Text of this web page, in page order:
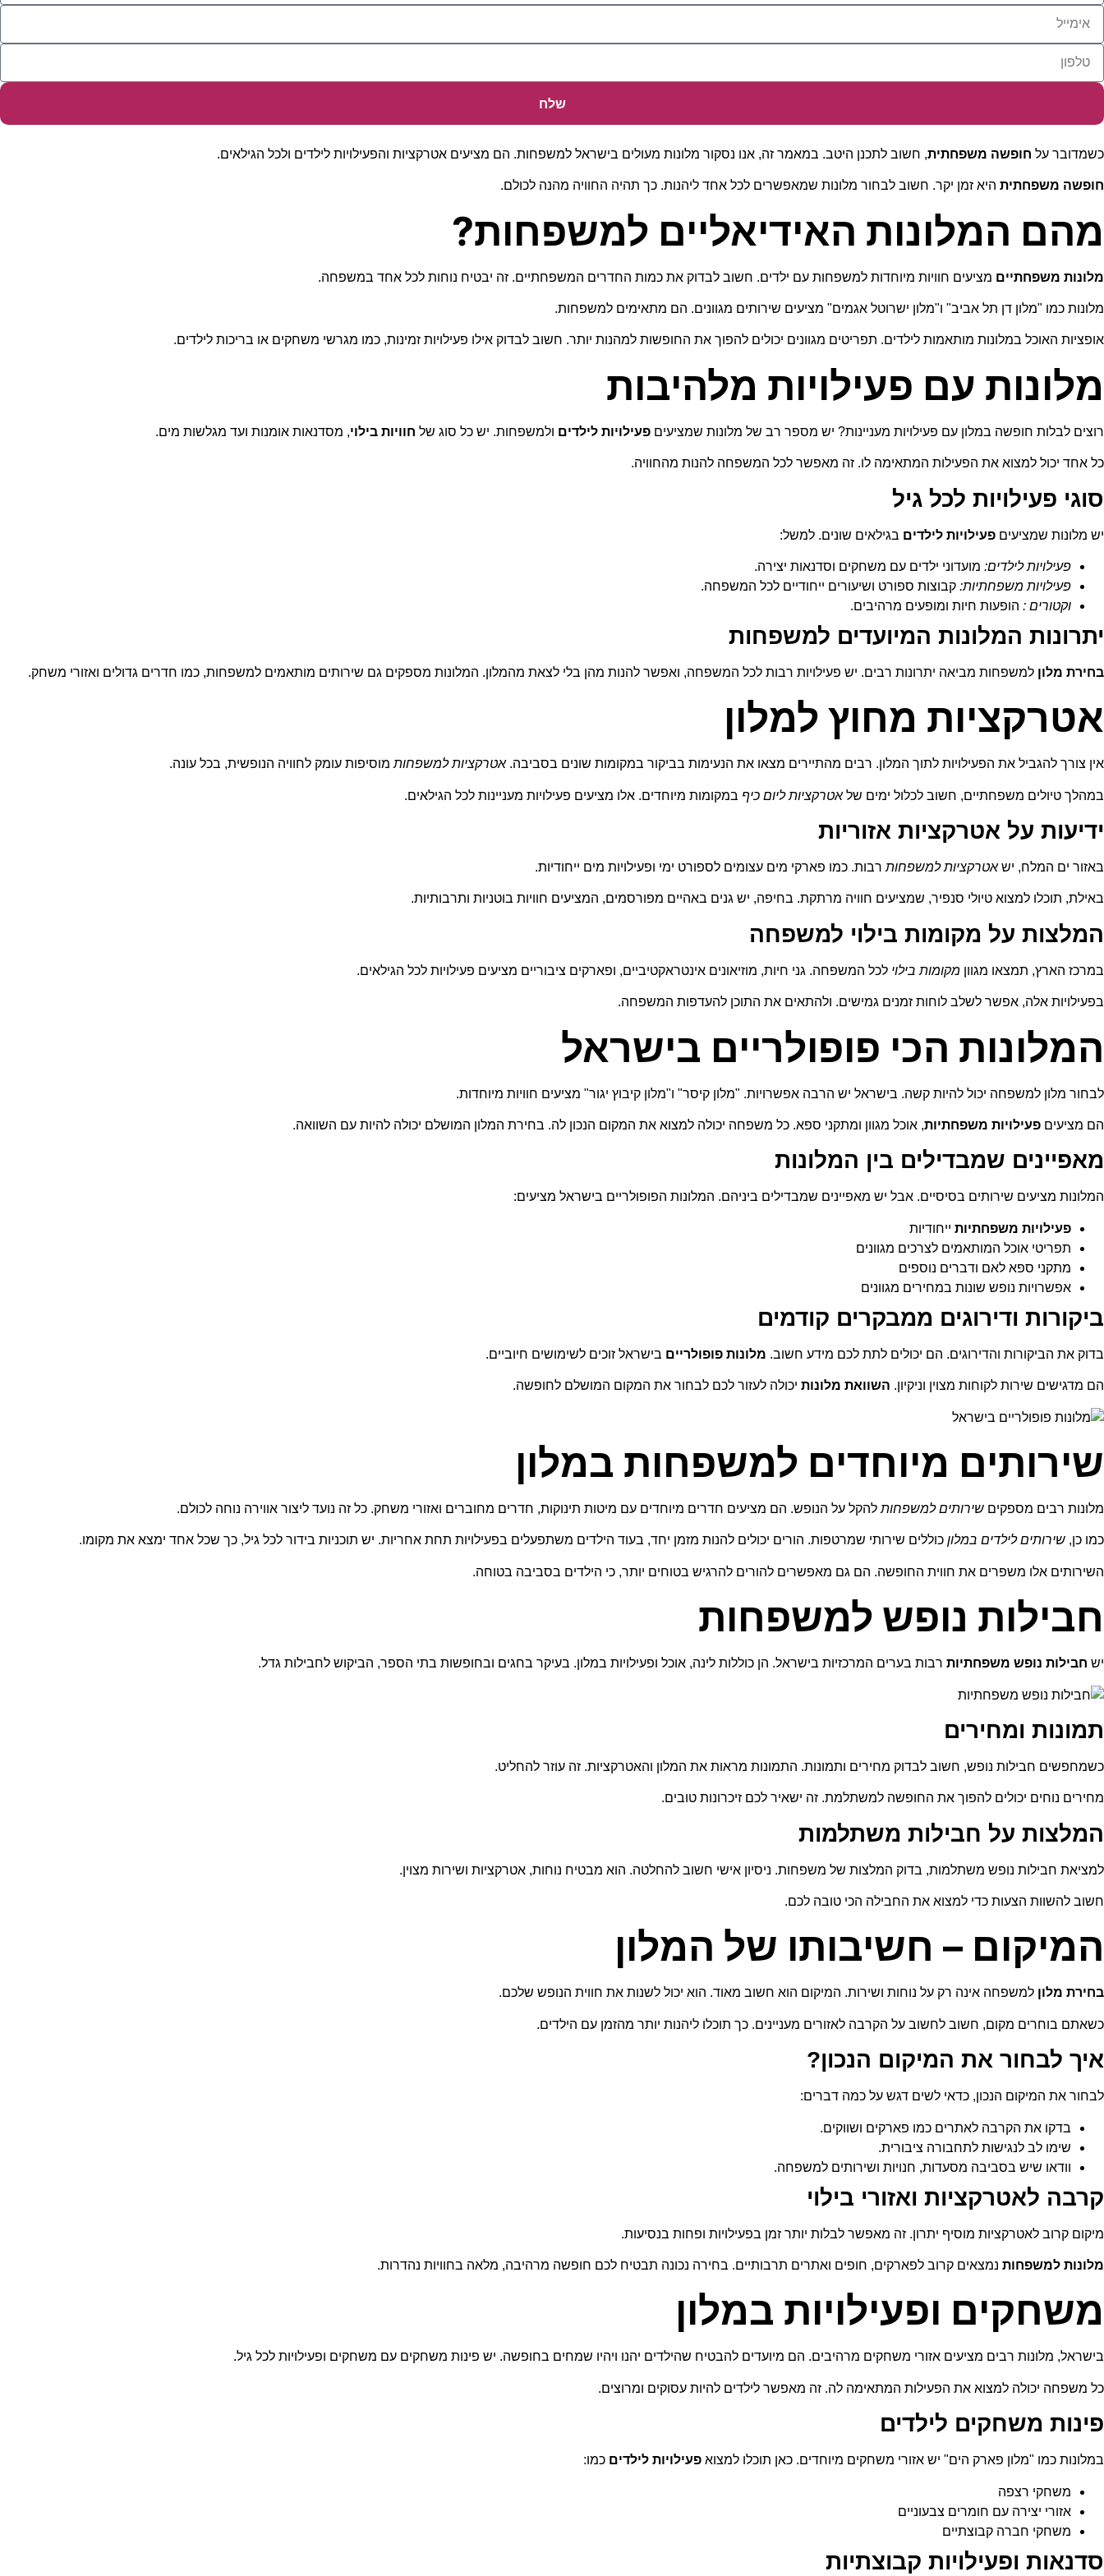
שלח
כשמדובר על חופשה משפחתית, חשוב לתכנן היטב. במאמר זה, אנו נסקור מלונות מעולים בישראל למשפחות. הם מציעים אטרקציות והפעילויות לילדים ולכל הגילאים.
חופשה משפחתית היא זמן יקר. חשוב לבחור מלונות שמאפשרים לכל אחד ליהנות. כך תהיה החוויה מהנה לכולם.
מהם המלונות האידיאליים למשפחות?
מלונות משפחתיים מציעים חוויות מיוחדות למשפחות עם ילדים. חשוב לבדוק את כמות החדרים המשפחתיים. זה יבטיח נוחות לכל אחד במשפחה.
מלונות כמו "מלון דן תל אביב" ו"מלון ישרוטל אגמים" מציעים שירותים מגוונים. הם מתאימים למשפחות.
אופציות האוכל במלונות מותאמות לילדים. תפריטים מגוונים יכולים להפוך את החופשות למהנות יותר. חשוב לבדוק אילו פעילויות זמינות, כמו מגרשי משחקים או בריכות לילדים.
מלונות עם פעילויות מלהיבות
רוצים לבלות חופשה במלון עם פעילויות מעניינות? יש מספר רב של מלונות שמציעים פעילויות לילדים ולמשפחות. יש כל סוג של חוויות בילוי, מסדנאות אומנות ועד מגלשות מים.
כל אחד יכול למצוא את הפעילות המתאימה לו. זה מאפשר לכל המשפחה להנות מהחוויה.
סוגי פעילויות לכל גיל
יש מלונות שמציעים פעילויות לילדים בגילאים שונים. למשל:
פעילויות לילדים: מועדוני ילדים עם משחקים וסדנאות יצירה.
פעילויות משפחתיות: קבוצות ספורט ושיעורים ייחודיים לכל המשפחה.
וקטורים : הופעות חיות ומופעים מרהיבים.
יתרונות המלונות המיועדים למשפחות
בחירת מלון למשפחות מביאה יתרונות רבים. יש פעילויות רבות לכל המשפחה, ואפשר להנות מהן בלי לצאת מהמלון. המלונות מספקים גם שירותים מותאמים למשפחות, כמו חדרים גדולים ואזורי משחק.
אטרקציות מחוץ למלון
אין צורך להגביל את הפעילויות לתוך המלון. רבים מהתיירים מצאו את הנעימות בביקור במקומות שונים בסביבה.אטרקציות למשפחות מוסיפות עומק לחוויה הנופשית, בכל עונה.
במהלך טיולים משפחתיים, חשוב לכלול ימים שלאטרקציות ליום כיף במקומות מיוחדים. אלו מציעים פעילויות מעניינות לכל הגילאים.
ידיעות על אטרקציות אזוריות
באזור ים המלח, ישאטרקציות למשפחות רבות. כמו פארקי מים עצומים לספורט ימי ופעילויות מים ייחודיות.
באילת, תוכלו למצוא טיולי סנפיר, שמציעים חוויה מרתקת. בחיפה, יש גנים באהיים מפורסמים, המציעים חוויות בוטניות ותרבותיות.
המלצות על מקומות בילוי למשפחה
במרכז הארץ, תמצאו מגוון מקומות בילוי לכל המשפחה. גני חיות, מוזיאונים אינטראקטיביים, ופארקים ציבוריים מציעים פעילויות לכל הגילאים.
בפעילויות אלה, אפשר לשלב לוחות זמנים גמישים. ולהתאים את התוכן להעדפות המשפחה.
המלונות הכי פופולריים בישראל
לבחור מלון למשפחה יכול להיות קשה. בישראל יש הרבה אפשרויות. "מלון קיסר" ו"מלון קיבוץ יגור" מציעים חוויות מיוחדות.
הם מציעים פעילויות משפחתיות, אוכל מגוון ומתקני ספא. כל משפחה יכולה למצוא את המקום הנכון לה. בחירת המלון המושלם יכולה להיות עם השוואה.
מאפיינים שמבדילים בין המלונות
המלונות מציעים שירותים בסיסיים. אבל יש מאפיינים שמבדילים ביניהם. המלונות הפופולריים בישראל מציעים:
פעילויות משפחתיות ייחודיות
תפריטי אוכל המותאמים לצרכים מגוונים
מתקני ספא לאם ודברים נוספים
אפשרויות נופש שונות במחירים מגוונים
ביקורות ודירוגים ממבקרים קודמים
בדוק את הביקורות והדירוגים. הם יכולים לתת לכם מידע חשוב. מלונות פופולריים בישראל זוכים לשימושים חיוביים.
הם מדגישים שירות לקוחות מצוין וניקיון. השוואת מלונות יכולה לעזור לכם לבחור את המקום המושלם לחופשה.
שירותים מיוחדים למשפחות במלון
מלונות רבים מספקים שירותים למשפחות להקל על הנופש. הם מציעים חדרים מיוחדים עם מיטות תינוקות, חדרים מחוברים ואזורי משחק. כל זה נועד ליצור אווירה נוחה לכולם.
כמו כן, שירותים לילדים במלון כוללים שירותי שמרטפות. הורים יכולים להנות מזמן יחד, בעוד הילדים משתפעלים בפעילויות תחת אחריות. יש תוכניות בידור לכל גיל, כך שכל אחד ימצא את מקומו.
השירותים אלו משפרים את חווית החופשה. הם גם מאפשרים להורים להרגיש בטוחים יותר, כי הילדים בסביבה בטוחה.
חבילות נופש למשפחות
יש חבילות נופש משפחתיות רבות בערים המרכזיות בישראל. הן כוללות לינה, אוכל ופעילויות במלון. בעיקר בחגים ובחופשות בתי הספר, הביקוש לחבילות גדל.
תמונות ומחירים
כשמחפשים חבילות נופש, חשוב לבדוק מחירים ותמונות. התמונות מראות את המלון והאטרקציות. זה עוזר להחליט.
מחירים נוחים יכולים להפוך את החופשה למשתלמת. זה ישאיר לכם זיכרונות טובים.
המלצות על חבילות משתלמות
למציאת חבילות נופש משתלמות, בדוק המלצות של משפחות. ניסיון אישי חשוב להחלטה. הוא מבטיח נוחות, אטרקציות ושירות מצוין.
חשוב להשוות הצעות כדי למצוא את החבילה הכי טובה לכם.
המיקום – חשיבותו של המלון
בחירת מלון למשפחה אינה רק על נוחות ושירות. המיקום הוא חשוב מאוד. הוא יכול לשנות את חווית הנופש שלכם.
כשאתם בוחרים מקום, חשוב לחשוב על הקרבה לאזורים מעניינים. כך תוכלו ליהנות יותר מהזמן עם הילדים.
איך לבחור את המיקום הנכון?
לבחור את המיקום הנכון, כדאי לשים דגש על כמה דברים:
בדקו את הקרבה לאתרים כמו פארקים ושווקים.
שימו לב לנגישות לתחבורה ציבורית.
וודאו שיש בסביבה מסעדות, חנויות ושירותים למשפחה.
קרבה לאטרקציות ואזורי בילוי
מיקום קרוב לאטרקציות מוסיף יתרון. זה מאפשר לבלות יותר זמן בפעילויות ופחות בנסיעות.
מלונות למשפחות נמצאים קרוב לפארקים, חופים ואתרים תרבותיים. בחירה נכונה תבטיח לכם חופשה מרהיבה, מלאה בחוויות נהדרות.
משחקים ופעילויות במלון
בישראל, מלונות רבים מציעים אזורי משחקים מרהיבים. הם מיועדים להבטיח שהילדים יהנו ויהיו שמחים בחופשה. יש פינות משחקים עם משחקים ופעילויות לכל גיל.
כל משפחה יכולה למצוא את הפעילות המתאימה לה. זה מאפשר לילדים להיות עסוקים ומרוצים.
פינות משחקים לילדים
במלונות כמו "מלון פארק הים" יש אזורי משחקים מיוחדים. כאן תוכלו למצוא פעילויות לילדים כמו:
משחקי רצפה
אזורי יצירה עם חומרים צבעוניים
משחקי חברה קבוצתיים
סדנאות ופעילויות קבוצתיות